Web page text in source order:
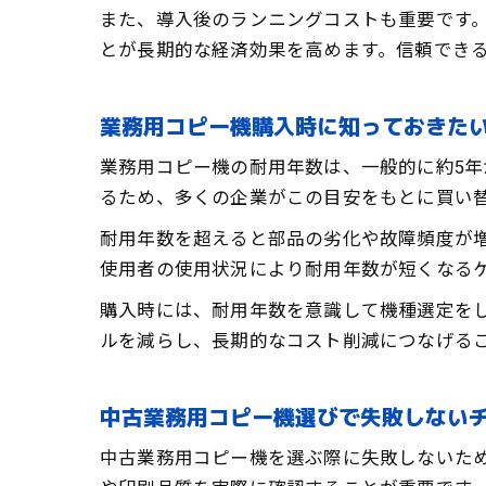
また、導入後のランニングコストも重要で
とが長期的な経済効果を高めます。信頼で
業務用コピー機購入時に知っておきた
業務用コピー機の耐用年数は、一般的に約5
るため、多くの企業がこの目安をもとに買い
耐用年数を超えると部品の劣化や故障頻度が
使用者の使用状況により耐用年数が短くなる
購入時には、耐用年数を意識して機種選定を
ルを減らし、長期的なコスト削減につなげる
中古業務用コピー機選びで失敗しない
中古業務用コピー機を選ぶ際に失敗しないた